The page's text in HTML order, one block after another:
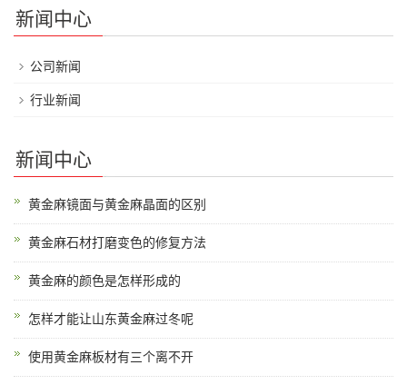
新闻中心
公司新闻
行业新闻
新闻中心
黄金麻镜面与黄金麻晶面的区别
黄金麻石材打磨变色的修复方法
黄金麻的颜色是怎样形成的
怎样才能让山东黄金麻过冬呢
使用黄金麻板材有三个离不开